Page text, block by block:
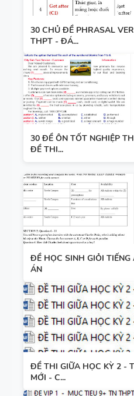
30 CHỦ ĐỀ PHRASAL
THPT - ĐÁ...
30 ĐỀ ÔN TỐT NGHIỆP
ĐỀ THI...
ĐỀ HỌC SINH GIỎI
ÁN
ĐỀ THI GIỮA HỌC KỲ 2 -
MỚI - C...